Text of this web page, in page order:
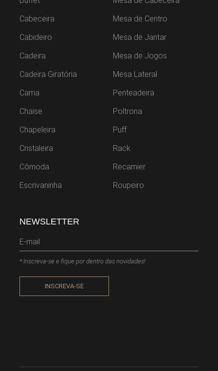
Cabeceira
Cabideiro
Cadeira
Cadeira Giratória
Cama
Chaise
Chapeleira
Cristaleira
Cômoda
Escrivaninha
Mesa de Centro
Mesa de Jantar
Mesa de Jogos
Mesa Lateral
Penteadeira
Poltrona
Puff
Rack
Recamier
Roupeiro
NEWSLETTER
* Inscreva-se e fique por dentro das novidades!
INSCREVA-SE